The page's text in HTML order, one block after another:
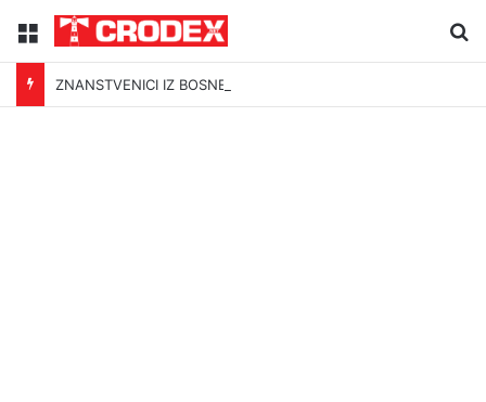
Menu
ZNANSTVENICI IZ BOSNE OTKRILI NACIZAM U – BOSNI!